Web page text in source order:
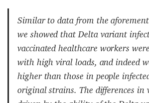
Similar to data from the
we showed that Delta variant
vaccinated healthcare workers
with high viral loads, and indeed
higher than those in people
original strains. The differences in